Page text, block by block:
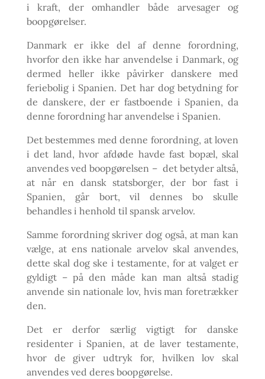
i kraft, der omhandler både arvesager og
boopgørelser.
Danmark er ikke del af denne forordning,
hvorfor den ikke har anvendelse i Danmark, og
dermed heller ikke påvirker danskere med
feriebolig i Spanien. Det har dog betydning for
de danskere, der er fastboende i Spanien, da
denne forordning har anvendelse i Spanien.
Det bestemmes med denne forordning, at loven
i det land, hvor afdøde havde fast bopæl, skal
anvendes ved boopgørelsen – det betyder altså,
at når en dansk statsborger, der bor fast i
Spanien, går bort, vil dennes bo skulle
behandles i henhold til spansk arvelov.
Samme forordning skriver dog også, at man kan
vælge, at ens nationale arvelov skal anvendes,
dette skal dog ske i testamente, for at valget er
gyldigt – på den måde kan man altså stadig
anvende sin nationale lov, hvis man foretrækker
den.
Det er derfor særlig vigtigt for danske
residenter i Spanien, at de laver testamente,
hvor de giver udtryk for, hvilken lov skal
anvendes ved deres boopgørelse.